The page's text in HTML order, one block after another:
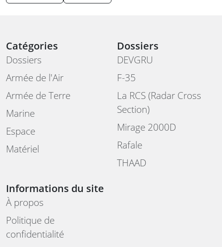
Catégories
Dossiers
Armée de l'Air
Armée de Terre
Marine
Espace
Matériel
Dossiers
DEVGRU
F-35
La RCS (Radar Cross
Section)
Mirage 2000D
Rafale
THAAD
Informations du site
À propos
Politique de
confidentialité